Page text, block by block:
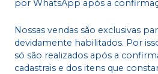
por WhatsApp após a
Nossas vendas são exclusivas
devidamente habilitados. Por
só são realizados após a
cadastrais e dos itens que